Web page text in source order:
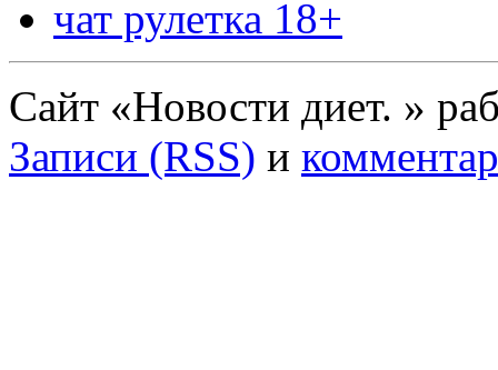
чат рулетка 18+
Сайт «Новости диет. »
Записи (RSS) и